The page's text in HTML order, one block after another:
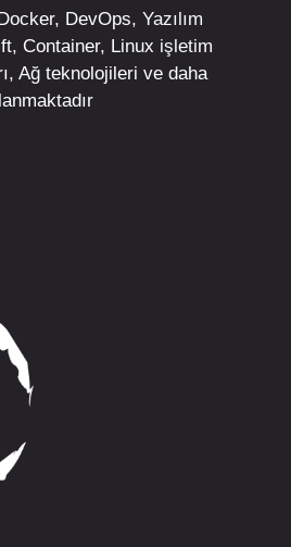
DevOps, Yazılım
, Container, Linux işletim
Ağ teknolojileri ve daha